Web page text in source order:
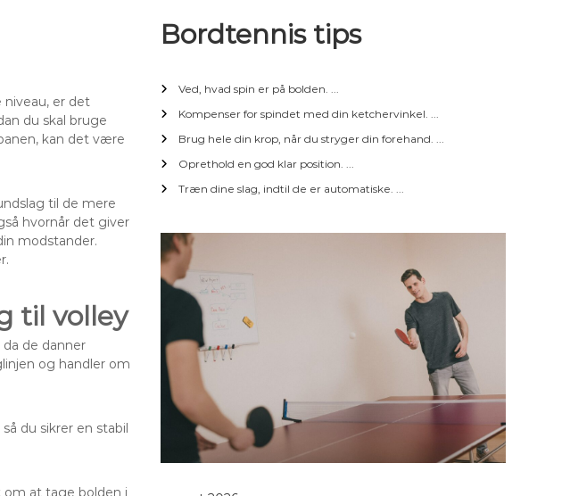
er det
du skal bruge
kan det være
til de mere
hvornår det giver
modstander.
til volley
de danner
og handler om
du sikrer en stabil
at tage bolden i
Bordtennis tips
Ved, hvad spin er på bolden. ...
Kompenser for spindet med din ketchervinkel. ...
Brug hele din krop, når du stryger din forehand. ...
Oprethold en god klar position. ...
Træn dine slag, indtil de er automatiske. ...